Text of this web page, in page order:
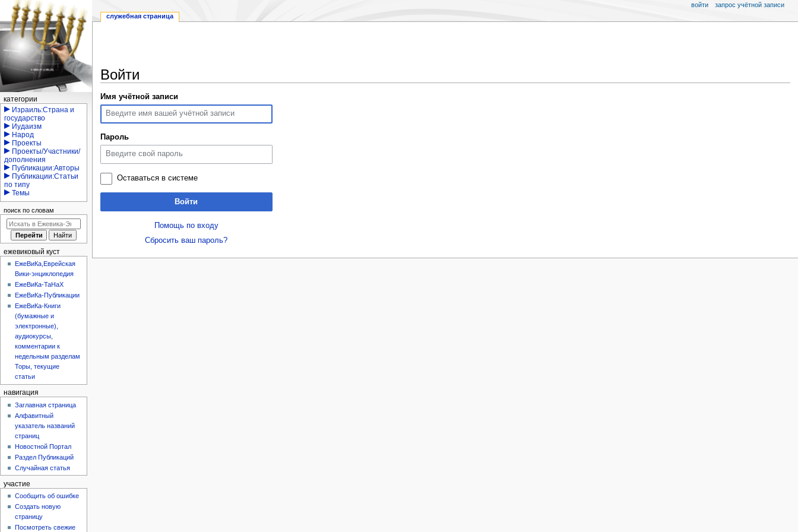
Войти
Перейти
к
навигации
Перейти
к
поиску
Имя учётной записи
Пароль
Оставаться в системе
Войти
Помощь по входу
Сбросить ваш пароль?
Навигация
служебная страница
войти запрос учётной записи
категории
Израиль:Страна и
государство
Иудаизм
Народ
Проекты
Проекты/Участники/
дополнения
Публикации:Авторы
Публикации:Статьи
по типу
Темы
поиск по словам
ежевиковый куст
ЕжеВиКа,Еврейская
Вики-энциклопедия
ЕжеВиКа-ТаНаХ
ЕжеВиКа-Публикации
ЕжеВиКа-Книги
(бумажные и
электронные),
аудиокурсы,
комментарии к
недельным разделам
Торы, текущие
статьи
навигация
Заглавная страница
Алфавитный
указатель названий
страниц
Новостной Портал
Раздел Публикаций
Случайная статья
участие
Сообщить об ошибке
Создать новую
страницу
Посмотреть свежие